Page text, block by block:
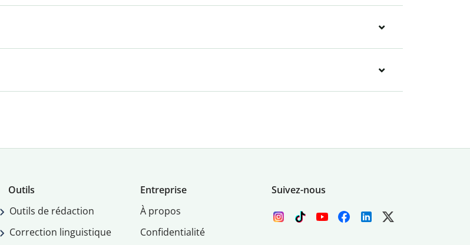
Outils
Outils de rédaction
Correction linguistique
Entreprise
À propos
Confidentialité
Suivez-nous